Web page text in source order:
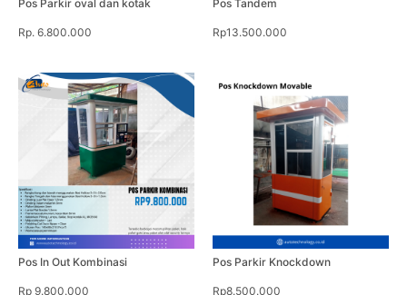
Pos Parkir oval dan kotak
Rp. 6.800.000
Pos Tandem
Rp13.500.000
Pos In Out Kombinasi
Rp 9.800.000
Pos Parkir Knockdown
Rp8.500.000